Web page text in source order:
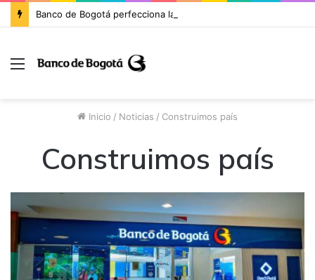
Inicio / Noticias / Construimos país
Construimos país